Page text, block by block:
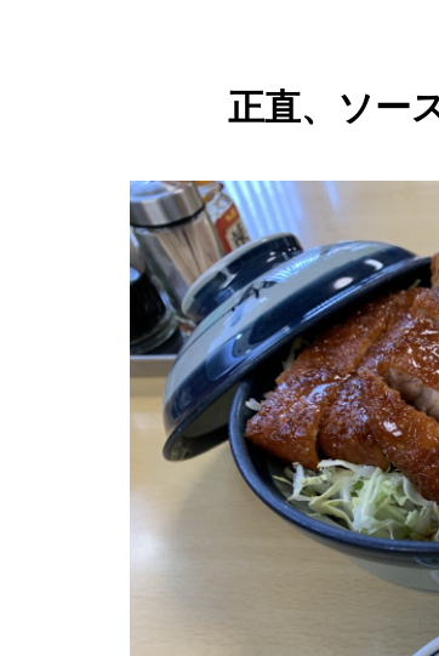
正直、ソー